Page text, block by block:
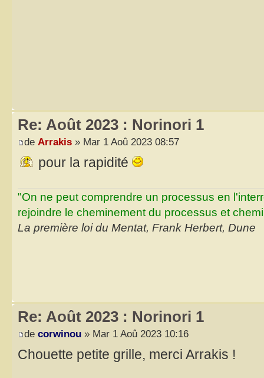
Re: Août 2023 : Norinori 1
de Arrakis » Mar 1 Aoû 2023 08:57
pour la rapidité
"On ne peut comprendre un processus en
rejoindre le cheminement du processus et
La première loi du Mentat, Frank Herbert, Dune
Re: Août 2023 : Norinori 1
de corwinou » Mar 1 Aoû 2023 10:16
Chouette petite grille, merci Arrakis !